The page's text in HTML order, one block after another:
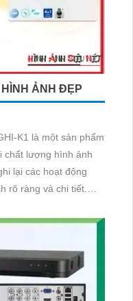
HÌNH ẢNH ĐẸP
K1 là một sản phẩm
lại các hoạt động
rõ ràng và chi tiết.
chi tiết nào